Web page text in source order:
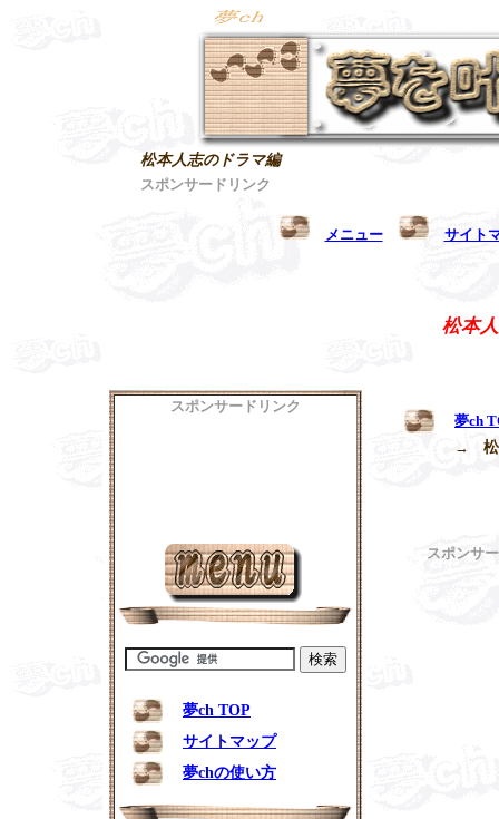
松本人志のドラマ編
スポンサードリンク
メニュー サイト
松本
夢ch
→
スポンサ
スポンサードリンク
夢ch TOP
サイトマップ
夢chの使い方